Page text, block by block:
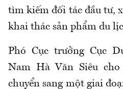
tìm kiếm đối tác đầu tư,
khai thác sản phẩm du
Phó Cục trưởng Cục
Nam Hà Văn Siêu
chuyển sang một giai